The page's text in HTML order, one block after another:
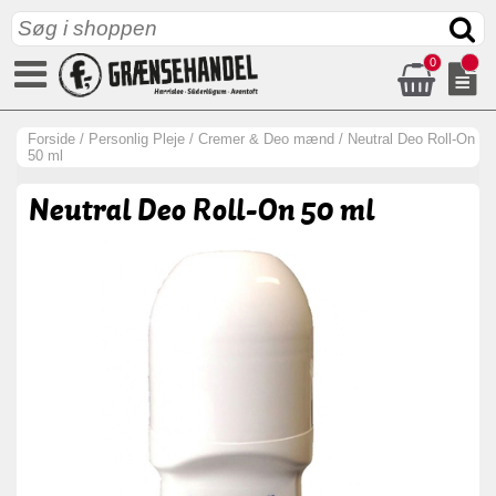
0
Forside / Personlig Pleje / Cremer & Deo mænd / Neutral Deo Roll-On
50 ml
Neutral Deo Roll-On 50 ml